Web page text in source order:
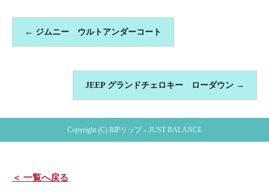
← ジムニー ウルトアンダーコート
JEEP グランドチェロキー ローダウン →
Copyright (C) RIPリップ – JUST BALANCE
＜ 一覧へ戻る